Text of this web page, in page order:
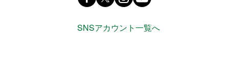
SNSアカウント一覧へ